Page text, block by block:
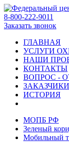
8-800-222-9011
Заказать звонок
ГЛАВНАЯ
УСЛУГИ
НАШИ
КОНТАКТЫ
ВОПРОС -
ЗАКАЗЧИКИ
ИСТОРИЯ
МОПБ РФ
Зеленый
Мобильный